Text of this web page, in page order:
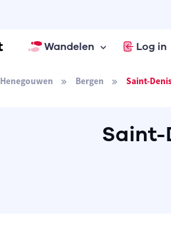
Wandelen Log in
Henegouwen Bergen Saint-
Saint-